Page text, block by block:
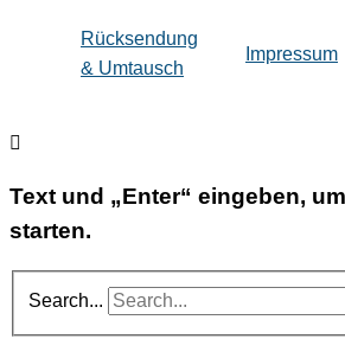
Rücksendung
& Umtausch
Impressum
Text und „Enter“ eingeben,
starten.
Search...